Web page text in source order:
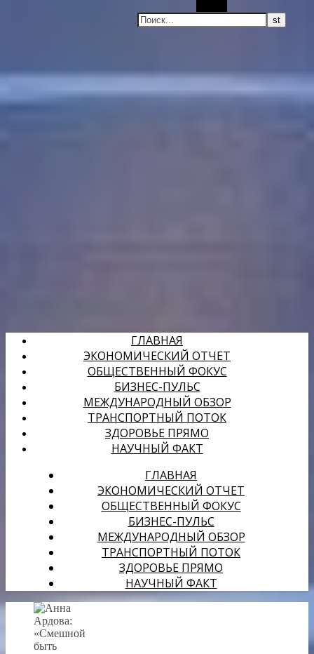
ГЛАВНАЯ
ЭКОНОМИЧЕСКИЙ ОТЧЕТ
ОБЩЕСТВЕННЫЙ ФОКУС
БИЗНЕС-ПУЛЬС
МЕЖДУНАРОДНЫЙ ОБЗОР
ТРАНСПОРТНЫЙ ПОТОК
ЗДОРОВЬЕ ПРЯМО
НАУЧНЫЙ ФАКТ
ГЛАВНАЯ
ЭКОНОМИЧЕСКИЙ ОТЧЕТ
ОБЩЕСТВЕННЫЙ ФОКУС
БИЗНЕС-ПУЛЬС
МЕЖДУНАРОДНЫЙ ОБЗОР
ТРАНСПОРТНЫЙ ПОТОК
ЗДОРОВЬЕ ПРЯМО
НАУЧНЫЙ ФАКТ